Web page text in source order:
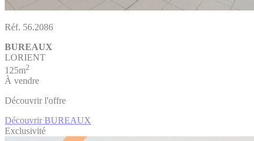
Réf. 56.2086
BUREAUX
LORIENT
125m2
À vendre
Découvrir l'offre
Découvrir BUREAUX
Exclusivité